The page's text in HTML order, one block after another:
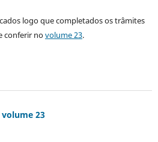
logo que completados os trâmites
conferir novolume 23.
23